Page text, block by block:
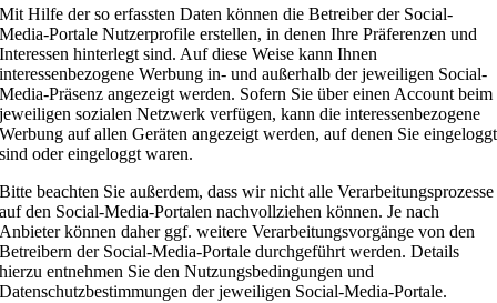
Mit Hilfe der so erfassten Daten können die Betreiber der Social-
Media-Portale Nutzerprofile erstellen, in denen Ihre Präferenzen und
Interessen hinterlegt sind. Auf diese Weise kann Ihnen
interessenbezogene Werbung in- und außerhalb der jeweiligen Social-
Media-Präsenz angezeigt werden. Sofern Sie über einen Account beim
jeweiligen sozialen Netzwerk verfügen, kann die interessenbezogene
Werbung auf allen Geräten angezeigt werden, auf denen Sie eingeloggt
sind oder eingeloggt waren.
Bitte beachten Sie außerdem, dass wir nicht alle Verarbeitungsprozesse
auf den Social-Media-Portalen nachvollziehen können. Je nach
Anbieter können daher ggf. weitere Verarbeitungsvorgänge von den
Betreibern der Social-Media-Portale durchgeführt werden. Details
hierzu entnehmen Sie den Nutzungsbedingungen und
Datenschutzbestimmungen der jeweiligen Social-Media-Portale.